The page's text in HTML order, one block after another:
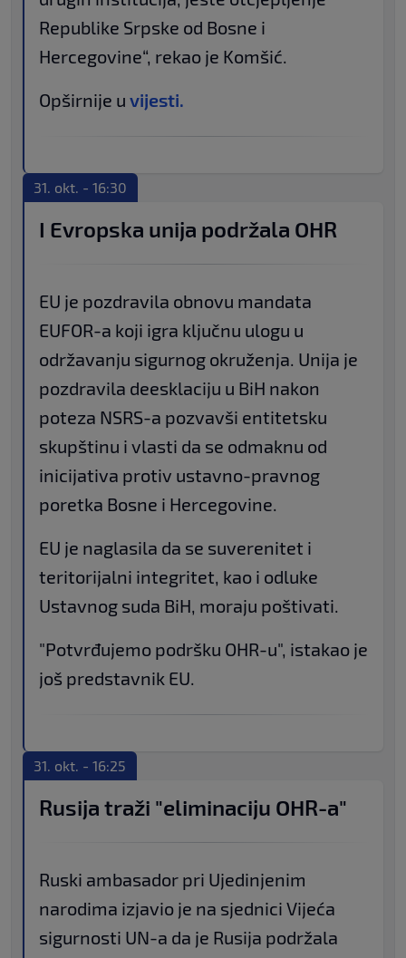
Republike Srpske od Bosne i
Hercegovine“, rekao je Komšić.
Opširnije u vijesti.
31. okt. - 16:30
I Evropska unija podržala OHR
EU je pozdravila obnovu mandata
EUFOR-a koji igra ključnu ulogu u
održavanju sigurnog okruženja. Unija je
pozdravila deesklaciju u BiH nakon
poteza NSRS-a pozvavši entitetsku
skupštinu i vlasti da se odmaknu od
inicijativa protiv ustavno-pravnog
poretka Bosne i Hercegovine.
EU je naglasila da se suverenitet i
teritorijalni integritet, kao i odluke
Ustavnog suda BiH, moraju poštivati.
"Potvrđujemo podršku OHR-u", istakao je
još predstavnik EU.
31. okt. - 16:25
Rusija traži "eliminaciju OHR-a"
Ruski ambasador pri Ujedinjenim
narodima izjavio je na sjednici Vijeća
sigurnosti UN-a da je Rusija podržala